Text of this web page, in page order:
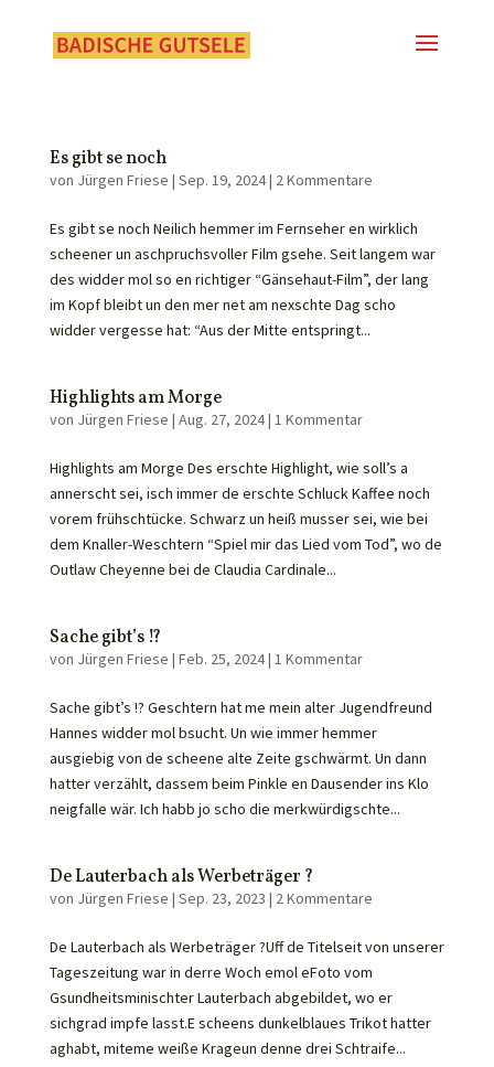
Es gibt se noch
von Jürgen Friese | Sep. 19, 2024| 2 Kommentare
Es gibt se noch Neilich hemmer im Fernseher en wirklich
scheener un aschpruchsvoller Film gsehe. Seit langem war
des widder mol so en richtiger “Gänsehaut-Film”, der lang
im Kopf bleibt un den mer net am nexschte Dag scho
widder vergesse hat: “Aus der Mitte entspringt...
Highlights am Morge
von Jürgen Friese | Aug. 27, 2024| 1 Kommentar
Highlights am Morge Des erschte Highlight, wie soll’s a
annerscht sei, isch immer de erschte Schluck Kaffee noch
vorem frühschtücke. Schwarz un heiß musser sei, wie bei
dem Knaller-Weschtern “Spiel mir das Lied vom Tod”, wo de
Outlaw Cheyenne bei de Claudia Cardinale...
Sache gibt’s !?
von Jürgen Friese | Feb. 25, 2024| 1 Kommentar
Sache gibt’s !? Geschtern hat me mein alter Jugendfreund
Hannes widder mol bsucht. Un wie immer hemmer
ausgiebig von de scheene alte Zeite gschwärmt. Un dann
hatter verzählt, dassem beim Pinkle en Dausender ins Klo
neigfalle wär. Ich habb jo scho die merkwürdigschte...
De Lauterbach als Werbeträger ?
von Jürgen Friese | Sep. 23, 2023 | 2 Kommentare
De Lauterbach als Werbeträger ?Uff de Titelseit von unserer
Tageszeitung war in derre Woch emol eFoto vom
Gsundheitsminischter Lauterbach abgebildet, wo er
sichgrad impfe lasst.E scheens dunkelblaues Trikot hatter
aghabt, miteme weiße Krageun denne drei Schtraife...